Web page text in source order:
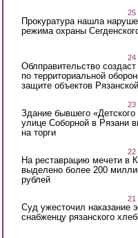
25
Прокуратура нашла
режима охраны
24
Облправительство создаст
по территориальной
защите объектов
23
Здание бывшего
улице Соборной в Рязани
на торги
22
На реставрацию мечети в
выделено более 200
рублей
21
Суд ужесточил наказание
снабженцу рязанского